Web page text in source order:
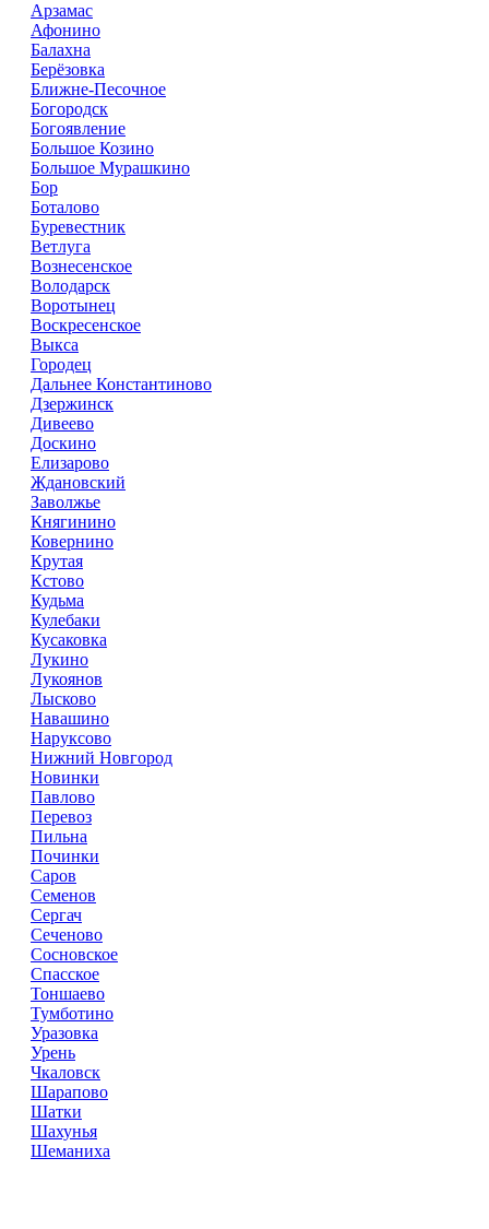
Арзамас
Афонино
Балахна
Берёзовка
Ближне-Песочное
Богородск
Богоявление
Большое Козино
Большое Мурашкино
Бор
Боталово
Буревестник
Ветлуга
Вознесенское
Володарск
Воротынец
Воскресенское
Выкса
Городец
Дальнее Константиново
Дзержинск
Дивеево
Доскино
Елизарово
Ждановский
Заволжье
Княгинино
Ковернино
Крутая
Кстово
Кудьма
Кулебаки
Кусаковка
Лукино
Лукоянов
Лысково
Навашино
Наруксово
Нижний Новгород
Новинки
Павлово
Перевоз
Пильна
Починки
Саров
Семенов
Сергач
Сеченово
Сосновское
Спасское
Тоншаево
Тумботино
Уразовка
Урень
Чкаловск
Шарапово
Шатки
Шахунья
Шеманиха